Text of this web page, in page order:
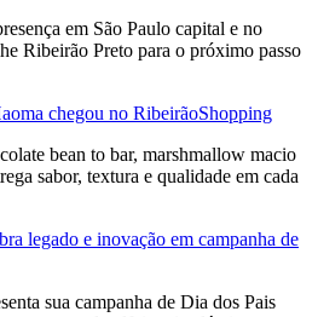
em São Paulo capital e no
Ribeirão Preto para o próximo passo
chegou no RibeirãoShopping
bean to bar, marshmallow macio
sabor, textura e qualidade em cada
legado e inovação em campanha de
sua campanha de Dia dos Pais